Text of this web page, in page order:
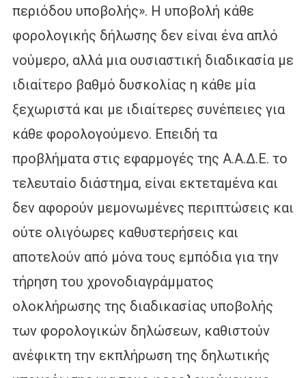
περιόδου υποβολής». Η υποβολή κάθε
φορολογικής δήλωσης δεν είναι ένα απλό
νούμερο, αλλά μια ουσιαστική διαδικασία με
ιδιαίτερο βαθμό δυσκολίας η κάθε μία
ξεχωριστά και με ιδιαίτερες συνέπειες για
κάθε φορολογούμενο. Επειδή τα
προβλήματα στις εφαρμογές της Α.Α.Δ.Ε. το
τελευταίο διάστημα, είναι εκτεταμένα και
δεν αφορούν μεμονωμένες περιπτώσεις και
ούτε ολιγόωρες καθυστερήσεις και
αποτελούν από μόνα τους εμπόδια για την
τήρηση του χρονοδιαγράμματος
ολοκλήρωσης της διαδικασίας υποβολής
των φορολογικών δηλώσεων, καθιστούν
ανέφικτη την εκπλήρωση της δηλωτικής